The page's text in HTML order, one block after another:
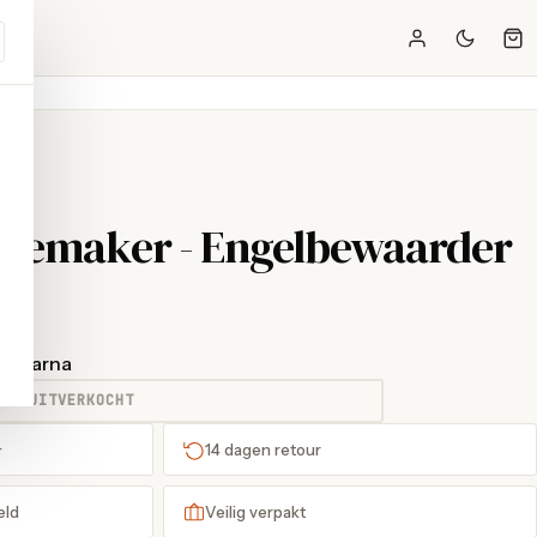
- Engelbewaarder
Klarna
UITVERKOCHT
14 dagen retour
Veilig verpakt